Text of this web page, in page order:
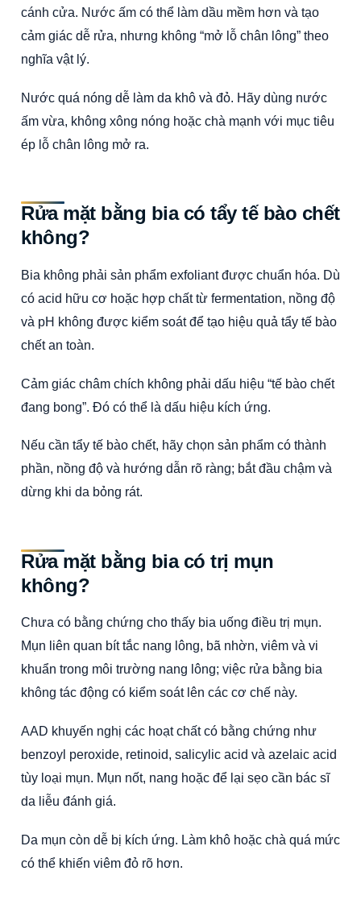
cánh cửa. Nước ấm có thể làm dầu mềm hơn và tạo
cảm giác dễ rửa, nhưng không “mở lỗ chân lông” theo
nghĩa vật lý.
Nước quá nóng dễ làm da khô và đỏ. Hãy dùng nước
ấm vừa, không xông nóng hoặc chà mạnh với mục tiêu
ép lỗ chân lông mở ra.
Rửa mặt bằng bia có tẩy tế bào chết
không?
Bia không phải sản phẩm exfoliant được chuẩn hóa. Dù
có acid hữu cơ hoặc hợp chất từ fermentation, nồng độ
và pH không được kiểm soát để tạo hiệu quả tẩy tế bào
chết an toàn.
Cảm giác châm chích không phải dấu hiệu “tế bào chết
đang bong”. Đó có thể là dấu hiệu kích ứng.
Nếu cần tẩy tế bào chết, hãy chọn sản phẩm có thành
phần, nồng độ và hướng dẫn rõ ràng; bắt đầu chậm và
dừng khi da bỏng rát.
Rửa mặt bằng bia có trị mụn
không?
Chưa có bằng chứng cho thấy bia uống điều trị mụn.
Mụn liên quan bít tắc nang lông, bã nhờn, viêm và vi
khuẩn trong môi trường nang lông; việc rửa bằng bia
không tác động có kiểm soát lên các cơ chế này.
AAD khuyến nghị các hoạt chất có bằng chứng như
benzoyl peroxide, retinoid, salicylic acid và azelaic acid
tùy loại mụn. Mụn nốt, nang hoặc để lại sẹo cần bác sĩ
da liễu đánh giá.
Da mụn còn dễ bị kích ứng. Làm khô hoặc chà quá mức
có thể khiến viêm đỏ rõ hơn.